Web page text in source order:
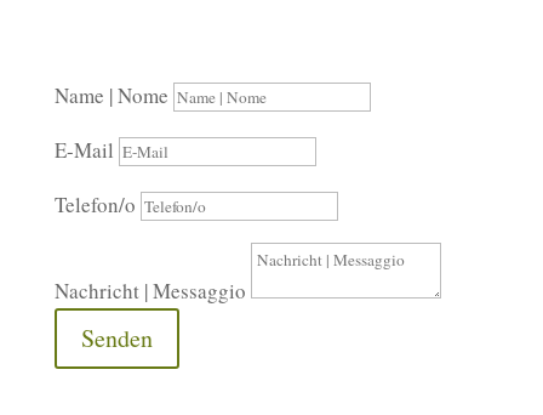
Name | Nome
E-Mail
Telefon/o
Nachricht | Messaggio
Senden